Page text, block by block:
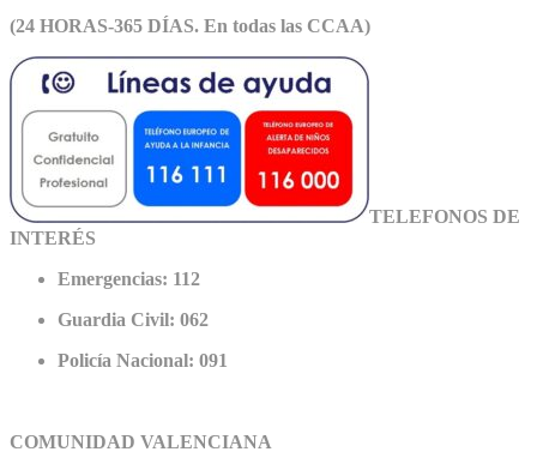
(24 HORAS-365 DÍAS. En todas las CCAA)
TELEFONOS DE
INTERÉS
Emergencias: 112
Guardia Civil: 062
Policía Nacional: 091
COMUNIDAD VALENCIANA